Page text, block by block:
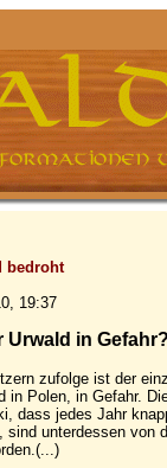
bedroht
19:37
Urwald in Gefahr?
zufolge ist der
in Polen, in Gefahr.
dass jedes Jahr
sind unterdessen von